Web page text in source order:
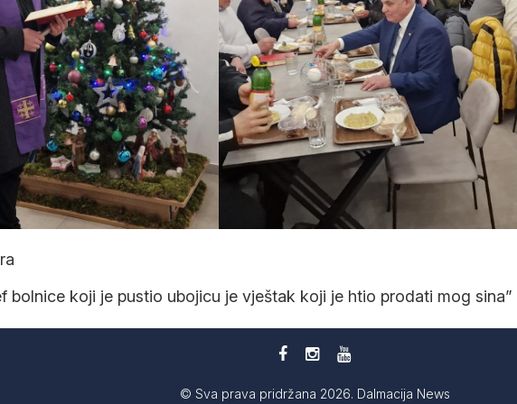
bolnice koji je pustio ubojicu je vještak koji je htio prodati mog sina”
© Sva prava pridržana 2026. Dalmacija News